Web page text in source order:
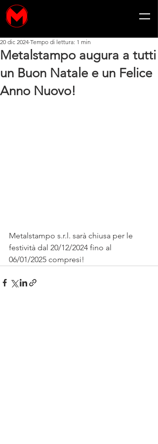
Metalstampo augura a tutti
un Buon Natale e un Felice
Anno Nuovo!
20 dic 2024 Tempo di lettura: 1 min
Metalstampo s.r.l. sarà chiusa per le
festività dal 20/12/2024 fino al
06/01/2025 compresi!